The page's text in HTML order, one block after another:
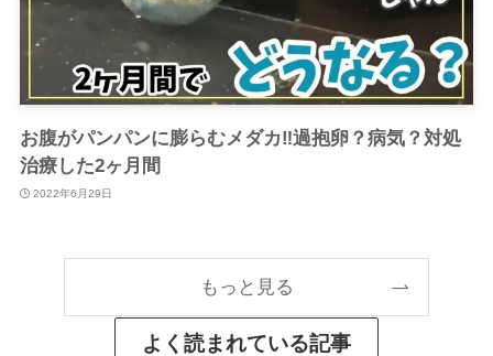
お腹がパンパンに膨らむメダカ‼過抱卵？病気？対処
治療した2ヶ月間
2022年6月29日
もっと見る
よく読まれている記事